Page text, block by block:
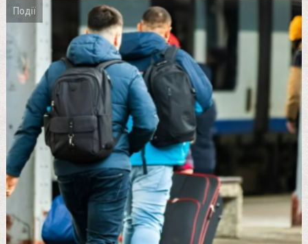
Події